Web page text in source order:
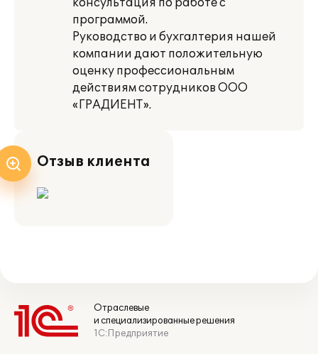
консультация по работе с
программой.
Руководство и бухгалтерия нашей
компании дают положительную
оценку профессиональным
действиям сотрудников ООО
«ГРАДИЕНТ».
Отзыв клиента
Отраслевые
и специализированные решения
1С:Предприятие